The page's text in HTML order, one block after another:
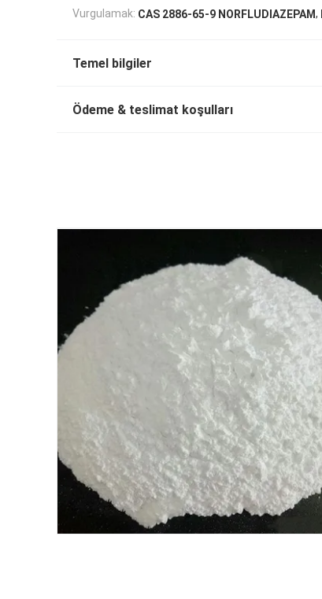
Vurgulamak: CAS 2886-65-9 NORFLUDIAZEPAM,
Temel bilgiler
Ödeme & teslimat koşulları